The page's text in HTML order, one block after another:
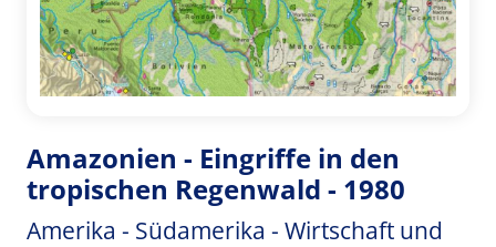
Amazonien - Eingriffe in den
tropischen Regenwald - 1980
Amerika - Südamerika - Wirtschaft und